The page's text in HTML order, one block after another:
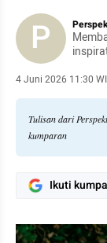
P
4 Juni 2026 11:30
Tulisan dari
kumparan
Ikuti